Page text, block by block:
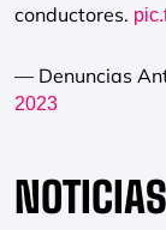
conductores.
— Denuncias
2023